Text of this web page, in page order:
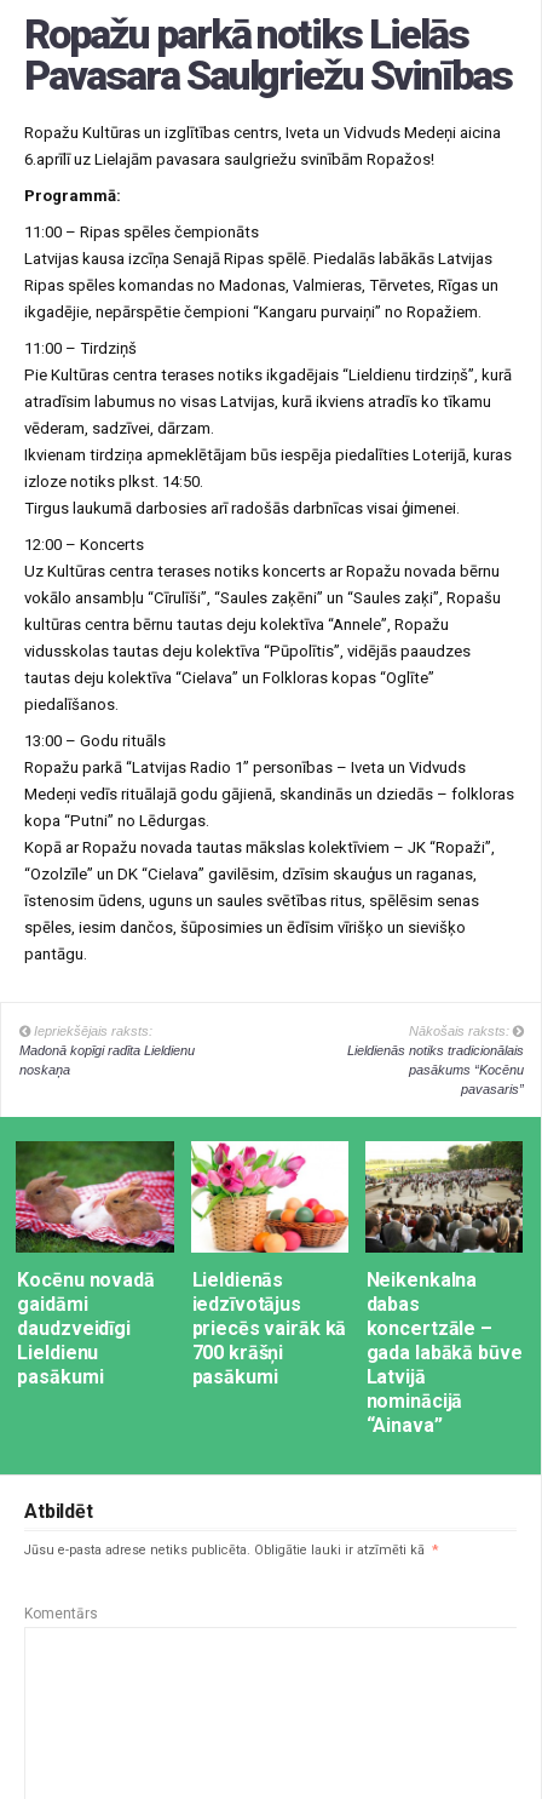
Ropažu parkā notiks Lielās
Pavasara Saulgriežu Svinības
Ropažu Kultūras un izglītības centrs, Iveta un Vidvuds Medeņi aicina
6.aprīlī uz Lielajām pavasara saulgriežu svinībām Ropažos!
Programmā:
11:00 – Ripas spēles čempionāts
Latvijas kausa izcīņa Senajā Ripas spēlē. Piedalās labākās Latvijas
Ripas spēles komandas no Madonas, Valmieras, Tērvetes, Rīgas un
ikgadējie, nepārspētie čempioni “Kangaru purvaiņi” no Ropažiem.
11:00 – Tirdziņš
Pie Kultūras centra terases notiks ikgadējais “Lieldienu tirdziņš”, kurā
atradīsim labumus no visas Latvijas, kurā ikviens atradīs ko tīkamu
vēderam, sadzīvei, dārzam.
Ikvienam tirdziņa apmeklētājam būs iespēja piedalīties Loterijā, kuras
izloze notiks plkst. 14:50.
Tirgus laukumā darbosies arī radošās darbnīcas visai ģimenei.
12:00 – Koncerts
Uz Kultūras centra terases notiks koncerts ar Ropažu novada bērnu
vokālo ansambļu “Cīrulīši”, “Saules zaķēni” un “Saules zaķi”, Ropašu
kultūras centra bērnu tautas deju kolektīva “Annele”, Ropažu
vidusskolas tautas deju kolektīva “Pūpolītis”, vidējās paaudzes
tautas deju kolektīva “Cielava” un Folkloras kopas “Oglīte”
piedalīšanos.
13:00 – Godu rituāls
Ropažu parkā “Latvijas Radio 1” personības – Iveta un Vidvuds
Medeņi vedīs rituālajā godu gājienā, skandinās un dziedās – folkloras
kopa “Putni” no Lēdurgas.
Kopā ar Ropažu novada tautas mākslas kolektīviem – JK “Ropaži”,
“Ozolzīle” un DK “Cielava” gavilēsim, dzīsim skauģus un raganas,
īstenosim ūdens, uguns un saules svētības ritus, spēlēsim senas
spēles, iesim dančos, šūposimies un ēdīsim vīrišķo un sievišķo
pantāgu.
Iepriekšējais raksts:
Madonā kopīgi radīta Lieldienu
noskaņa
Nākošais raksts:
Lieldienās notiks tradicionālais
pasākums “Kocēnu
pavasaris”
Kocēnu novadā
gaidāmi
daudzveidīgi
Lieldienu
pasākumi
Lieldienās
iedzīvotājus
priecēs vairāk kā
700 krāšņi
pasākumi
Neikenkalna
dabas
koncertzāle –
gada labākā būve
Latvijā
nominācijā
“Ainava”
Atbildēt
Jūsu e-pasta adrese netiks publicēta. Obligātie lauki ir atzīmēti kā *
Komentārs